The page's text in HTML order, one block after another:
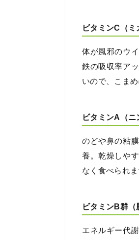
ビタミンC（ミ
体が風邪のウ
鉄の吸収率ア
いので、こま
ビタミンA（ニ
のどや鼻の粘
養。乾燥しや
なく食べられま
ビタミンB群（
エネルギー代